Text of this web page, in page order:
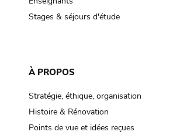
Stages & séjours d'étude
À PROPOS
Stratégie, éthique, organisation
Histoire & Rénovation
Points de vue et idées reçues